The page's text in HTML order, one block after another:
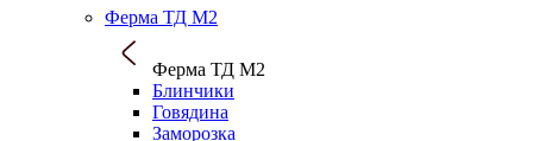
Ферма ТД М2
Ферма ТД М2
Блинчики
Говядина
Заморозка